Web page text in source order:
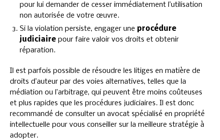
pour lui demander de cesser immédiatement l’utilisation
non autorisée de votre œuvre.
Si la violation persiste, engager une procédure
judiciaire pour faire valoir vos droits et obtenir
réparation.
Il est parfois possible de résoudre les litiges en matière de
droits d’auteur par des voies alternatives, telles que la
médiation ou l’arbitrage, qui peuvent être moins coûteuses
et plus rapides que les procédures judiciaires. Il est donc
recommandé de consulter un avocat spécialisé en propriété
intellectuelle pour vous conseiller sur la meilleure stratégie à
adopter.